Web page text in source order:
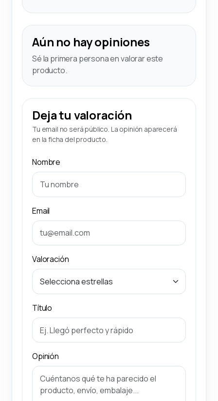
Aún no hay opiniones
Sé la primera persona en valorar este
producto.
Deja tu valoración
Tu email no será público. La opinión aparecerá
en la ficha del producto.
Nombre
Email
Valoración
Título
Opinión